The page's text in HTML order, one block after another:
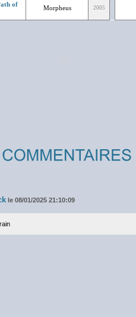
of
Morpheus 2005
le 08/01/2025 21:10:09